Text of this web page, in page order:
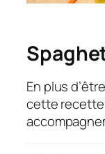
En plus
cette